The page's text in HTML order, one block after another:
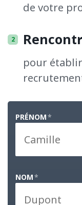
de votre
pour
PRÉNOM*
NOM*